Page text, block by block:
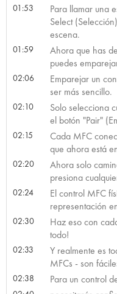
01:53
Para llamar una
Select
escena.
01:59
Ahora que has
puedes
02:06
Emparejar un
ser más sencillo.
02:10
Solo selecciona
el botón "Pair"
02:15
Cada MFC
que ahora está
02:20
Ahora solo
presiona
02:24
El control MFC
representación
02:30
Haz eso con
todo!
02:33
Y realmente es
MFCs - son
02:38 Para un control